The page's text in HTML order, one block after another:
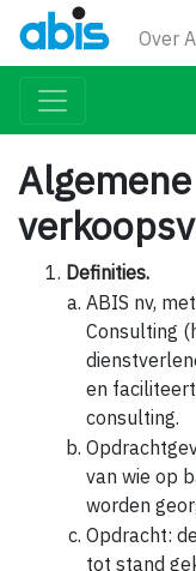
Over
Algemene
Definities.
ABIS nv,
Consulting
en
consulting.
van wie op
worden
Opdracht:
tot stand